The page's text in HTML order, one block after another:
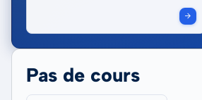
Pas de cours